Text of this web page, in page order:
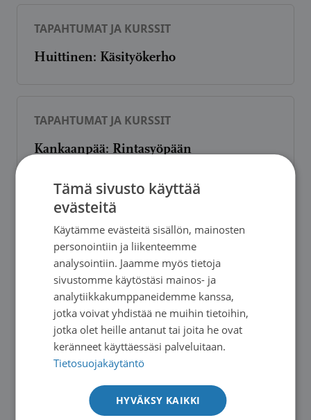
TAPAHTUMAT JA KURSSIT
Huittinen: Käsityökerho
TAPAHTUMAT JA KURSSIT
Kankaanpää: Rintasyöpään
tapaaminen
TAPAHTUMAT JA KURSSIT
Kankaanpää: Vertaisryhmä
TAPAHTUMAT JA KURSSIT
Säkylän ja Euran vertaistapaamiset
keväällä 2026
Tämä sivusto käyttää
evästeitä
Käytämme evästeitä sisällön, mainosten
personointiin ja liikenteemme
analysointiin. Jaamme myös tietoja
sivustomme käytöstäsi mainos- ja
analytiikkakumppaneidemme kanssa,
jotka voivat yhdistää ne muihin tietoihin,
jotka olet heille antanut tai joita he ovat
keränneet käyttäessäsi palveluitaan.
Tietosuojakäytäntö
HYVÄKSY KAIKKI